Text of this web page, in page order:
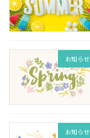
お知らせ
お知らせ